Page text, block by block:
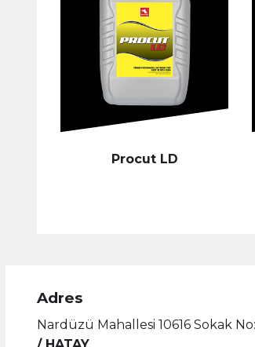
Procut LD
Adres
Nardüzü Mahallesi 10616 Sokak